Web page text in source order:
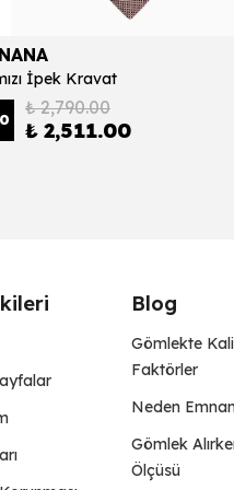
İpek Kravat
₺ 2,790.00
₺ 2,511.00
Blog
Gömlekte
Faktörler
Neden
Gömlek
Ölçüsü